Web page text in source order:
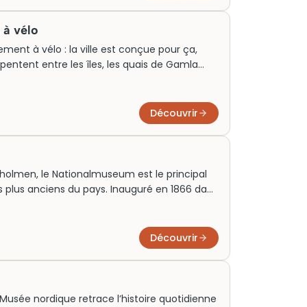
votre sortie.
vélo
à vélo : la ville est conçue pour ça,
entre les îles, les quais de Gamla
entre 30 et 60 euros selon la durée et la
non.
Découvrir
le Nationalmuseum est le principal
anciens du pays. Inauguré en 1866 dans
affirmer le prestige culturel du royaume, il
l’évolution artistique nordique et
Découvrir
nordique retrace l’histoire quotidienne